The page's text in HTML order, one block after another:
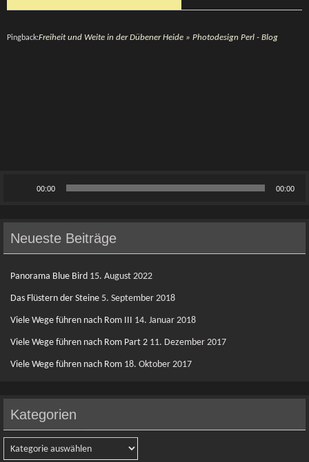
Pingback:Freiheit und Weite in der Dübener Heide » Photodesign Perl - Blog
00:00 00:00
Neueste Beiträge
Panorama Blue Bird 15. August 2022
Das Flüstern der Steine 5. September 2018
Viele Wege führen nach Rom III 14. Januar 2018
Viele Wege führen nach Rom Part 2 11. Dezember 2017
Viele Wege führen nach Rom 18. Oktober 2017
Kategorien
Kategorien